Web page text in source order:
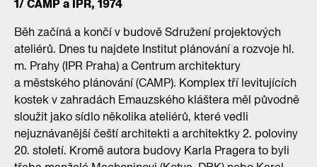
1/ CAMP a IPR, 1974
Běh začíná a končí v budově Sdružení projektových
ateliérů. Dnes tu najdete Institut plánování a rozvoje hl.
m. Prahy (IPR Praha) a Centrum architektury
a městského plánování (CAMP). Komplex tří levitujících
kostek v zahradách Emauzského kláštera měl původně
sloužit jako sídlo několika ateliérů, které vedli
nejuznávanější čeští architekti a architektky 2. poloviny
20. století. Kromě autora budovy Karla Pragera to byli